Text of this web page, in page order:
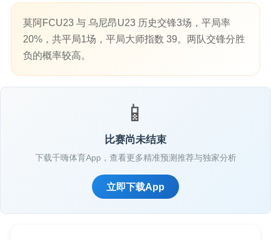
莫阿FCU23 与 乌尼昂U23 历史交锋3场，平局率
20%，共平局1场，平局大师指数 39。两队交锋分胜
负的概率较高。
📱
比赛尚未结束
下载千嗨体育App，查看更多精准预测推荐与独家分析
立即下载App